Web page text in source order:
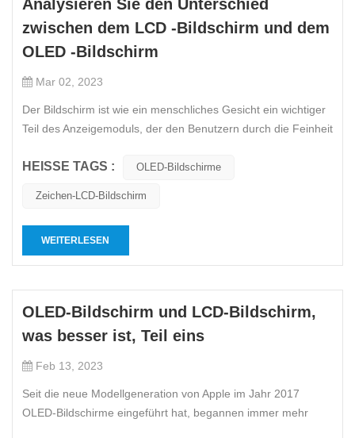
Analysieren Sie den Unterschied
zwischen dem LCD -Bildschirm und dem
OLED -Bildschirm
Mar 02, 2023
Der Bildschirm ist wie ein menschliches Gesicht ein wichtiger
Teil des Anzeigemoduls, der den Benutzern durch die Feinheit
Gegenwärtig sind die Mainstream -Materialien der in
HEISSE TAGS : OLED-Bildschirme
Zeichen-LCD-Bildschirm
WEITERLESEN
OLED-Bildschirm und LCD-Bildschirm,
was besser ist, Teil eins
Feb 13, 2023
Seit die neue Modellgeneration von Apple im Jahr 2017
OLED-Bildschirme eingeführt hat, begannen immer mehr